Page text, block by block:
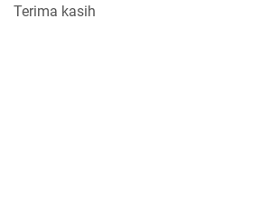
Terima kasih